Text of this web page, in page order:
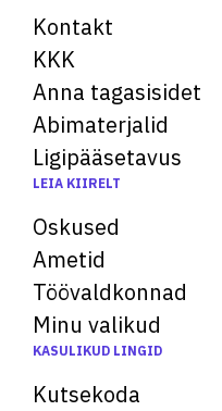
Kontakt
KKK
Anna tagasisidet
Abimaterjalid
Ligipääsetavus
LEIA KIIRELT
Oskused
Ametid
Töövaldkonnad
Minu valikud
KASULIKUD LINGID
Kutsekoda